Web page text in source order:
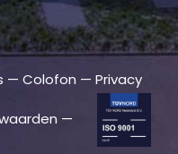
— Colofon — Privacy
—